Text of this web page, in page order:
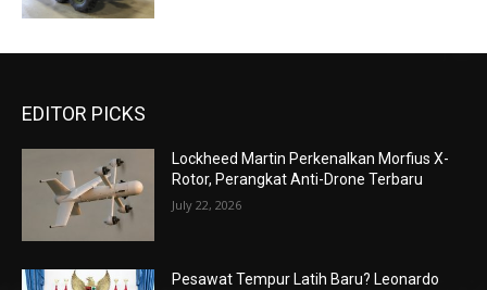
EDITOR PICKS
Lockheed Martin Perkenalkan Morfius X-
Rotor, Perangkat Anti-Drone Terbaru
July 22, 2026
Pesawat Tempur Latih Baru? Leonardo